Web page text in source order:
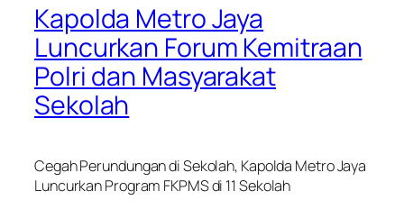
Kapolda Metro Jaya
Luncurkan Forum Kemitraan
Polri dan Masyarakat
Sekolah
Cegah Perundungan di Sekolah, Kapolda Metro Jaya
Luncurkan Program FKPMS di 11 Sekolah